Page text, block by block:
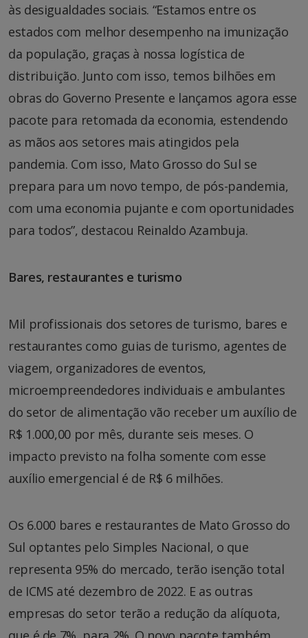
às desigualdades sociais. “Estamos entre os
estados com melhor desempenho na imunização
da população, graças à nossa logística de
distribuição. Junto com isso, temos bilhões em
obras do Governo Presente e lançamos agora esse
pacote para retomada da economia, estendendo
as mãos aos setores mais atingidos pela
pandemia. Com isso, Mato Grosso do Sul se
prepara para um novo tempo, de pós-pandemia,
com uma economia pujante e com oportunidades
para todos”, destacou Reinaldo Azambuja.
Bares, restaurantes e turismo
Mil profissionais dos setores de turismo, bares e
restaurantes como guias de turismo, agentes de
viagem, organizadores de eventos,
microempreendedores individuais e ambulantes
do setor de alimentação vão receber um auxílio de
R$ 1.000,00 por mês, durante seis meses. O
impacto previsto na folha somente com esse
auxílio emergencial é de R$ 6 milhões.
Os 6.000 bares e restaurantes de Mato Grosso do
Sul optantes pelo Simples Nacional, o que
representa 95% do mercado, terão isenção total
de ICMS até dezembro de 2022. E as outras
empresas do setor terão a redução da alíquota,